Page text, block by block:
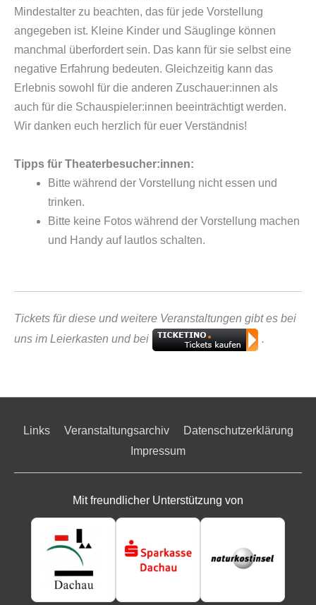
Mindestalter zu beachten, das für jede Vorstellung
angegeben ist. Kleine Kinder und Säuglinge können
manchmal überfordert sein. Das kann für sie selbst eine
negative Erfahrung bedeuten. Gleichzeitig kann das
Erlebnis sowohl für die anderen Zuschauer:innen als
auch für die Schauspieler:innen beeinträchtigt werden.
Wir danken euch herzlich für euer Verständnis!
Tipps für Theaterbesucher:innen:
Bitte während der Vorstellung nicht essen und
trinken.
Bitte keine Fotos während der Vorstellung machen
und Handy auf lautlos schalten.
Tickets für diese und weitere Veranstaltungen gibt es bei
uns im Leierkasten und bei
.
Links Veranstaltungsarchiv
Datenschutzerklärung
Impressum
Mit freundlicher Unterstützung von